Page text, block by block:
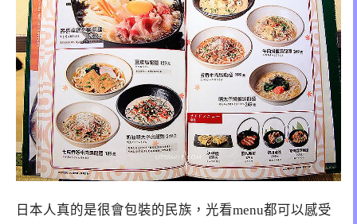
日本人真的是很會包裝的民族，光看menu都可以感受